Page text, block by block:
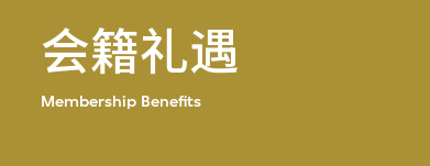
会籍礼遇
Membership Benefits